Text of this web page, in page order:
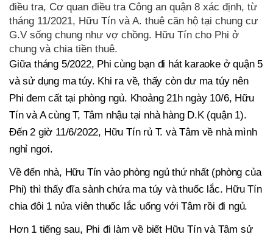
điều tra, Cơ quan điều tra Công an quận 8 xác định, từ
tháng 11/2021, Hữu Tín và A. thuê căn hộ tại chung cư
G.V sống chung như vợ chồng. Hữu Tín cho Phi ở
chung và chia tiền thuê.
Giữa tháng 5/2022, Phi cùng bạn đi hát karaoke ở quận 5
và sử dụng ma túy. Khi ra về, thấy còn dư ma túy nên
Phi đem cất tại phòng ngủ. Khoảng 21h ngày 10/6, Hữu
Tín và A cùng T, Tâm nhậu tại nhà hàng D.K (quận 1).
Đến 2 giờ 11/6/2022, Hữu Tín rủ T. và Tâm về nhà mình
nghỉ ngơi.
Về đến nhà, Hữu Tín vào phòng ngủ thứ nhất (phòng của
Phi) thì thấy đĩa sành chứa ma túy và thuốc lắc. Hữu Tín
chia đôi 1 nửa viên thuốc lắc uống với Tâm rồi đi ngủ.
Hơn 1 tiếng sau, Phi đi làm về biết Hữu Tín và Tâm sử